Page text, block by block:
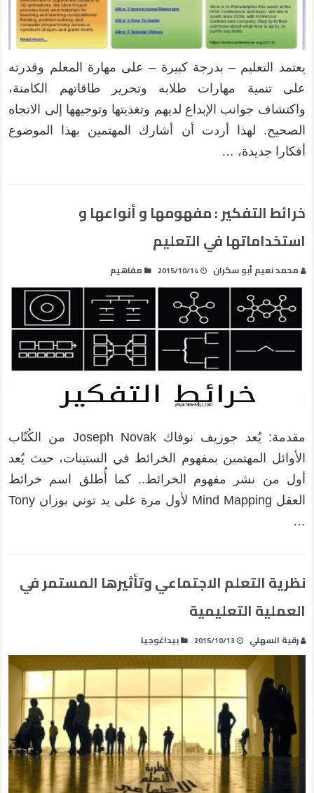
يعتمد التعليم – بدرجة كبيرة – على مهارة المعلم وقدرته
على تنمية مهارات طلابه وتحرير طاقاتهم الكامنة،
واكتشاف جوانب الإبداع لديهم وتغذيتها وتوجيهها إلى الاتجاه
الصحيح. لهذا أردت أن أشارك المهتمين بهذا الموضوع
أفكارا جديدة، …
خرائط التفكير : مفهومها و أنواعها و
استخداماتها في التعليم
محمد نعيم أبو سكران 2015/10/14 مفاهيم
مقدمة: يُعد جوزيف نوفاك Joseph Novak من الكُتّاب
الأوائل المهتمين بمفهوم الخرائط في الستينات، حيث يُعد
أول من نشر مفهوم الخرائط.. كما أُطلق اسم خرائط
العقل Mind Mapping لأول مرة على يد توني بوزان Tony
…
نظرية التعلم الاجتماعي وتأثيرها المستمر في
العملية التعليمية
رقية السهلي 2015/10/13 بيداغوجيا